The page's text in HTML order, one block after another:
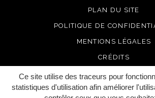
Ce site utilise des traceurs pour
statistiques d'utilisation afin améliorer
PLAN DU SITE
POLITIQUE DE
MENTIONS LÉGALES
CRÉDITS